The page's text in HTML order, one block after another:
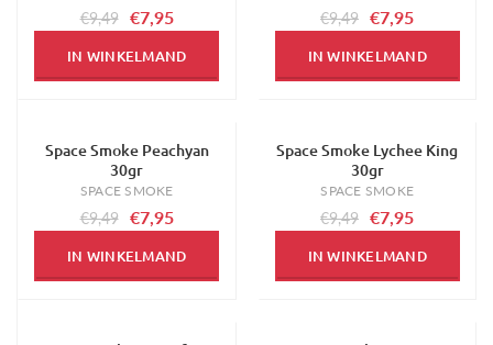
€9,49 €7,95
IN WINKELMAND
€9,49 €7,95
IN WINKELMAND
-16%
Space Smoke Peachyan
30gr
SPACE SMOKE
€9,49 €7,95
IN WINKELMAND
-16%
Space Smoke Lychee King
30gr
SPACE SMOKE
€9,49 €7,95
IN WINKELMAND